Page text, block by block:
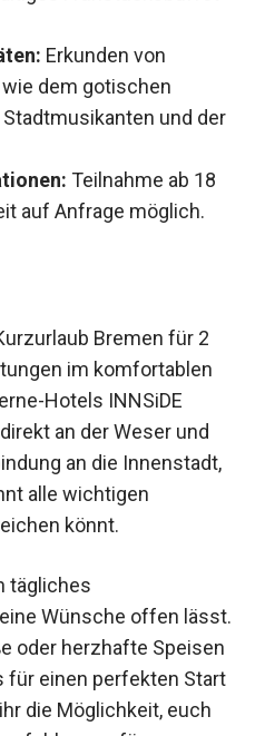
Erkunden von
dem gotischen
und der
Teilnahme ab 18
auf Anfrage möglich.
Bremen für 2
im komfortablen
Hotels INNSiDE
an der Weser und
an die Innenstadt,
alle wichtigen
könnt.
Wünsche offen
süße oder herzhafte
ihr alles für einen
Zudem habt ihr die
Tipps und